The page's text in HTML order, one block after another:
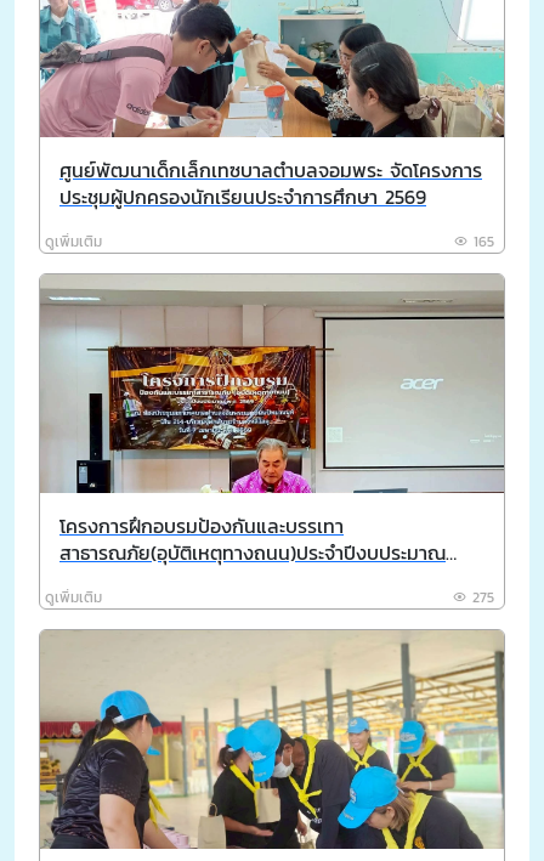
ศูนย์พัฒนาเด็กเล็กเทซบาลตำบลจอมพระ จัดโครงการ
ประชุมผู้ปกครองนักเรียนประจำการศึกษา 2569
ดูเพิ่มเติม 165
โครงการฝึกอบรมป้องกันและบรรเทา
สาธารณภัย(อุบัติเหตุทางถนน)ประจำปีงบประมาณ
ดูเพิ่มเติม 275